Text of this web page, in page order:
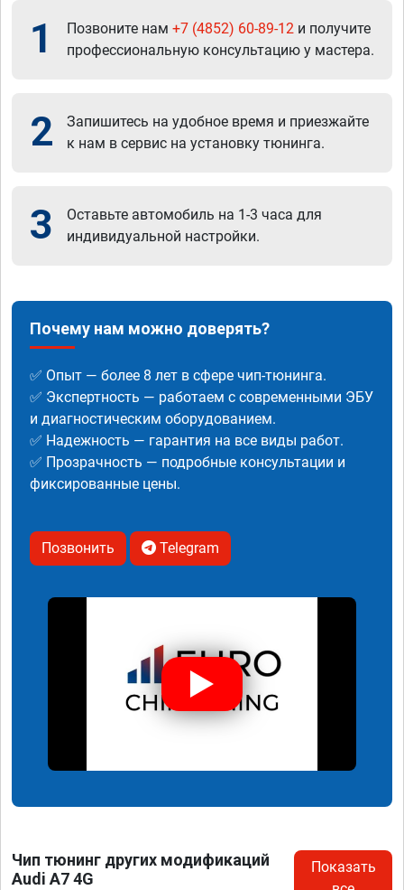
1 Позвоните нам +7 (4852) 60-89-12 и получите
профессиональную консультацию у мастера.
2
Запишитесь на удобное время и приезжайте
к нам в сервис на установку тюнинга.
3
Оставьте автомобиль на 1-3 часа для
индивидуальной настройки.
Почему нам можно доверять?
✅ Опыт — более 8 лет в сфере чип-тюнинга.
✅ Экспертность — работаем с современными ЭБУ
и диагностическим оборудованием.
✅ Надежность — гарантия на все виды работ.
✅ Прозрачность — подробные консультации и
фиксированные цены.
Позвонить Telegram
Чип тюнинг других модификаций
Audi A7 4G
Показать